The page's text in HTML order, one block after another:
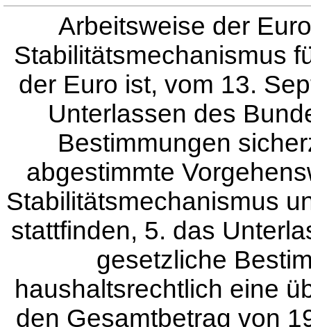
Arbeitsweise der
Stabilitätsmechanismus
der Euro ist, vom 13.
Unterlassen des
Bestimmungen
abgestimmte
Stabilitätsmechanismus
stattfinden, 5. das
gesetzliche
haushaltsrechtlich eine
den Gesamtbetrag von